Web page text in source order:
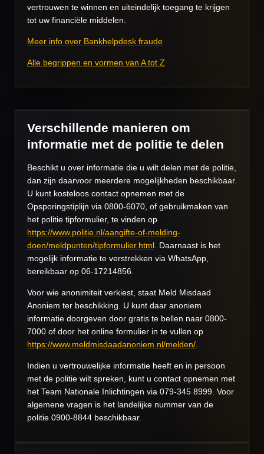
vertrouwen te winnen en uiteindelijk toegang te krijgen
tot uw financiële middelen.
Meer info over Bankhelpdesk fraude
Alle begrippen en vormen van A tot Z
Verschillende manieren om
informatie met de politie te delen
Beschikt u over informatie die u wilt delen met de politie,
dan zijn daarvoor meerdere mogelijkheden beschikbaar.
U kunt kosteloos contact opnemen met de
Opsporingstiplijn via 0800-6070, of gebruikmaken van
het politie tipformulier, te vinden op
https://www.politie.nl/aangifte-of-melding-
doen/meldpunten/tipformulier.html . Daarnaast is het
mogelijk informatie te verstrekken via WhatsApp,
bereikbaar op 06-17214856.
Voor wie anonimiteit verkiest, staat Meld Misdaad
Anoniem ter beschikking. U kunt daar anoniem
informatie doorgeven door gratis te bellen naar 0800-
7000 of door het online formulier in te vullen op
https://www.meldmisdaadanoniem.nl/melden/
Indien u vertrouwelijke informatie heeft en in persoon
met de politie wilt spreken, kunt u contact opnemen met
het Team Nationale Inlichtingen via 079-345 8999. Voor
algemene vragen is het landelijke nummer van de
politie 0900-8844 beschikbaar.